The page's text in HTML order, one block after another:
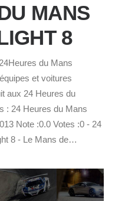
MANS
8
du Mans
et voitures
aux 24 Heures du
: 24 Heures du Mans
Note :0.0 Votes :0 - 24
8 - Le Mans de…